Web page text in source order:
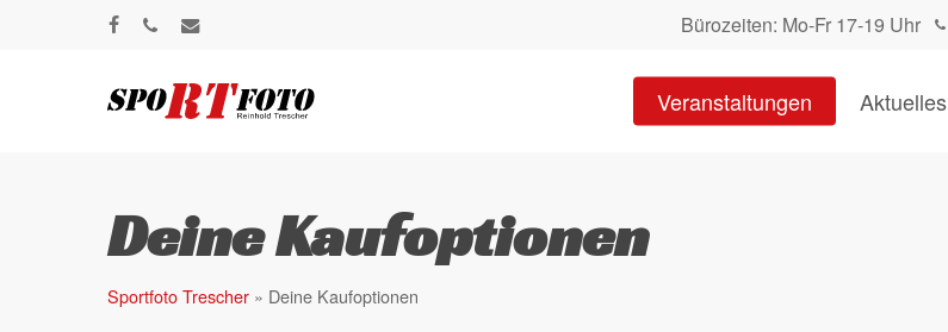
facebookphoneemail
Bürozeiten: Mo-Fr 17-19 Uhr
Veranstaltungen Aktuelles
Deine Kaufoptionen
Sportfoto Trescher » Deine Kaufoptionen